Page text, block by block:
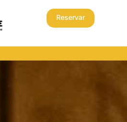
Reservar